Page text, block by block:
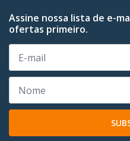
Assine nossa lista de e-
ofertas primeiro.